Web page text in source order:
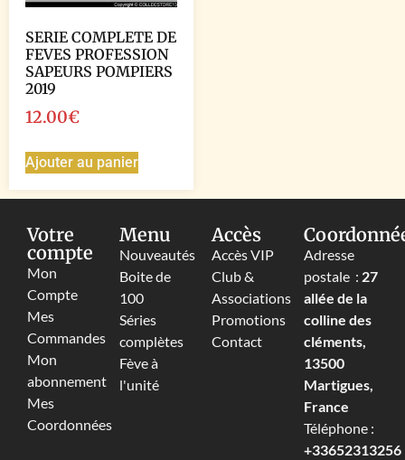
SERIE COMPLETE DE
FEVES PROFESSION
SAPEURS POMPIERS
2019
12.00€
Ajouter au panier
Votre
compte
Mon
Compte
Mes
Commandes
Mon
abonnement
Mes
Coordonnées
Menu
Nouveautés
Boite de
100
Séries
complètes
Fève à
l'unité
Accès
Accès VIP
Club &
Associations
Promotions
Contact
Adresse
postale : 27
allée de la
colline des
cléments,
13500
Martigues,
France
Téléphone :
+33652313256‬